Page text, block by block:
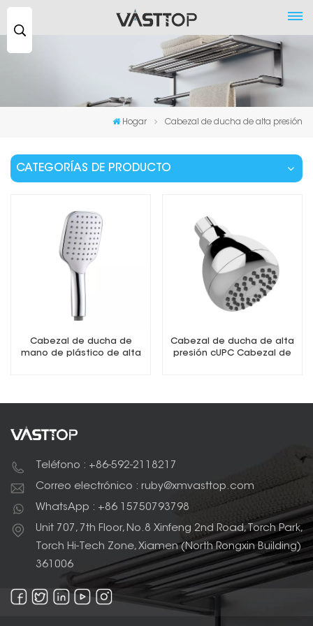
Hogar Cabezal de ducha de alta presión
CATEGORÍAS DE PRODUCTO
Cabezal de ducha de
mano de plástico de alta
Cabezal de ducha de alta
presión cUPC Cabezal de
Teléfono : +86-592-2118217
Correo electrónico : ruby@xmvasttop.com
WhatsApp : +86 15750793798
Unit 707, 7th Floor, No.8 Xinfeng 2nd Road, Torch Park,
Torch Hi-Tech Zone, Xiamen (North Rongxin Building)
361006